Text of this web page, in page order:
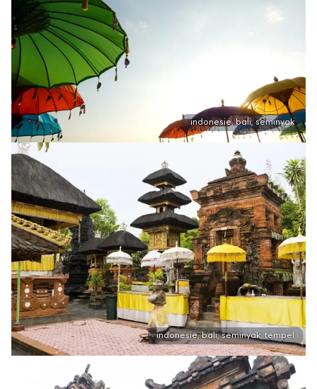
indonesie, bali, seminyak
indonesie, bali, seminyak, tempel